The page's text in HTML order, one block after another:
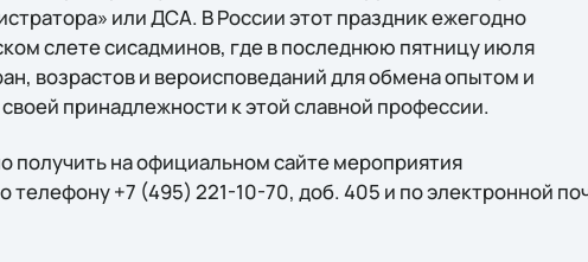
или ДСА. В России этот праздник ежегодно
слете сисадминов, где в последнюю пятницу июля
возрастов и вероисповеданий для обмена опытом и
принадлежности к этой славной профессии.
на официальном сайте мероприятия
телефону +7 (495) 221-10-70, доб. 405 и по электронной